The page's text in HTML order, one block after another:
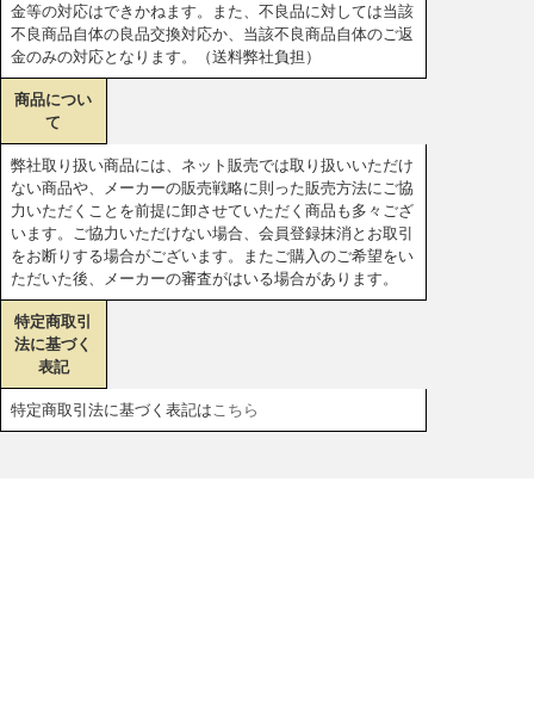
金等の対応はできかねます。また、不良品に対しては当該
不良商品自体の良品交換対応か、当該不良商品自体のご返
金のみの対応となります。（送料弊社負担）
商品につい
て
弊社取り扱い商品には、ネット販売では取り扱いいただけ
ない商品や、メーカーの販売戦略に則った販売方法にご協
力いただくことを前提に卸させていただく商品も多々ござ
います。ご協力いただけない場合、会員登録抹消とお取引
をお断りする場合がございます。またご購入のご希望をい
ただいた後、メーカーの審査がはいる場合があります。
特定商取引
法に基づく
表記
特定商取引法に基づく表記はこちら